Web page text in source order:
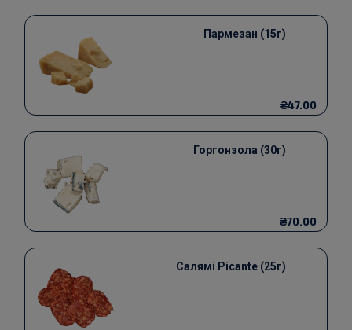
Пармезан (15г)
₴47.00
Горгонзола (30г)
₴70.00
Салямі Picante (25г)